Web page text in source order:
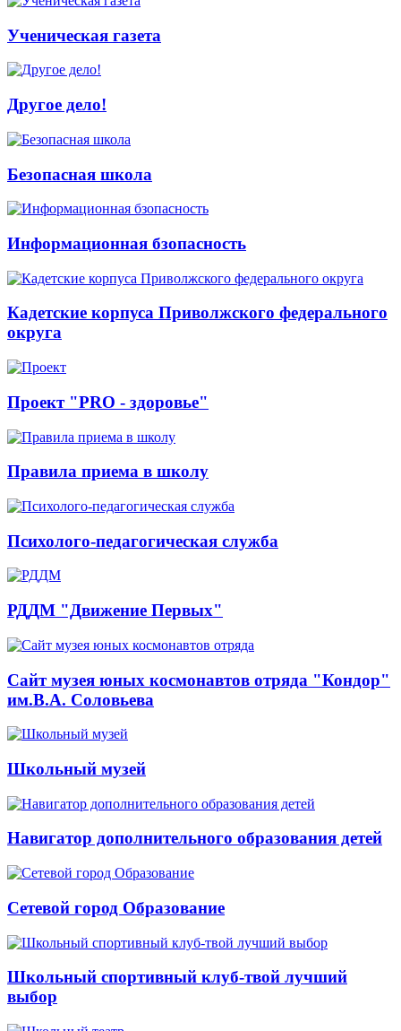
Ученическая газета
Другое дело!
Безопасная школа
Информационная бзопасность
Кадетские корпуса Приволжского федерального
округа
Проект "PRO - здоровье"
Правила приема в школу
Психолого-педагогическая служба
РДДМ "Движение Первых"
Сайт музея юных космонавтов отряда "Кондор"
им.В.А. Соловьева
Школьный музей
Навигатор дополнительного образования детей
Сетевой город Образование
Школьный спортивный клуб-твой лучший
выбор